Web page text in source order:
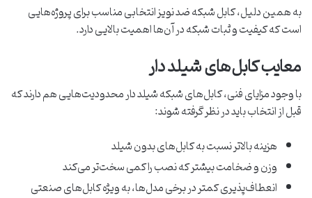
به همین دلیل، کابل شبکه ضد نویز انتخابی مناسب برای پروژه‌هایی
است که کیفیت و ثبات شبکه در آن‌ها اهمیت بالایی دارد.
معایب کابل‌های شیلد دار
با وجود مزایای فنی، کابل‌های شبکه شیلد دار محدودیت‌هایی هم دارند که
قبل از انتخاب باید در نظر گرفته شوند:
هزینه بالاتر نسبت به کابل‌های بدون شیلد
وزن و ضخامت بیشتر که نصب را کمی سخت‌تر می‌کند
انعطاف‌پذیری کمتر در برخی مدل‌ها، به‌ ویژه کابل‌های صنعتی